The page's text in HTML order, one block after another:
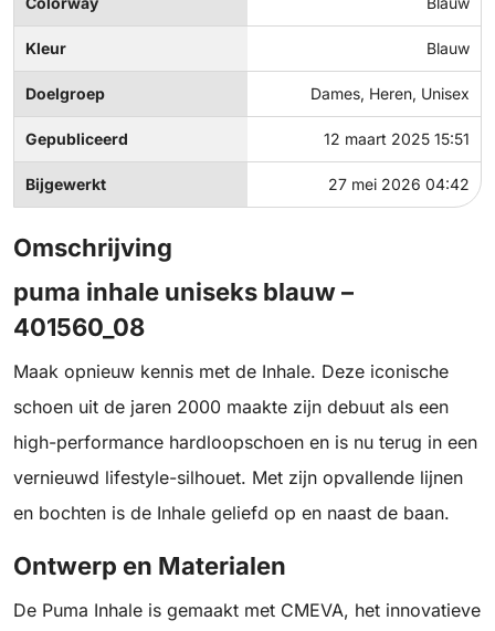
Kleur Blauw
Doelgroep Dames, Heren, Unisex
Gepubliceerd 12 maart 2025 15:51
Bijgewerkt 27 mei 2026 04:42
Omschrijving
puma inhale uniseks blauw –
401560_08
Maak opnieuw kennis met de Inhale. Deze iconische
schoen uit de jaren 2000 maakte zijn debuut als een
high-performance hardloopschoen en is nu terug in een
vernieuwd lifestyle-silhouet. Met zijn opvallende lijnen
en bochten is de Inhale geliefd op en naast de baan.
Ontwerp en Materialen
De Puma Inhale is gemaakt met CMEVA, het innovatieve